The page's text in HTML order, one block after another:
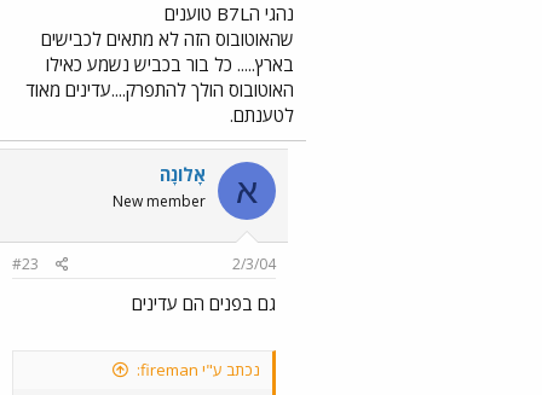
נהגי הB7L טוענים
שהאוטובוס הזה לא מתאים לכבישים
בארץ..... כל בור בכביש נשמע כאילו
האוטובוס הולך להתפרק....עדינים מאוד
לטענתם.
א אָלוֹנָה
New member
2/3/04
#23
גם בפנים הם עדינים
נכתב ע"י fireman: